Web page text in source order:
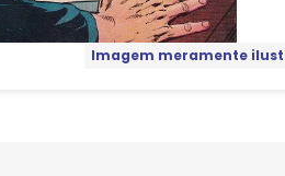
Imagem meramente